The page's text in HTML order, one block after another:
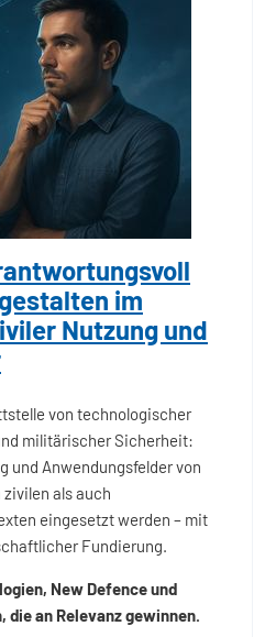
im
Nutzung und
von technologischer
militärischer Sicherheit:
und Anwendungsfelder von
als auch
eingesetzt werden – mit
Fundierung.
New Defence und
die an Relevanz gewinnen.